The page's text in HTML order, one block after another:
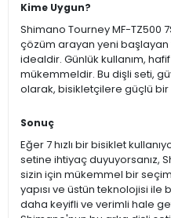
Kime Uygun?
Shimano Tourney MF-TZ500
çözüm arayan yeni
idealdir. Günlük kullanım,
mükemmeldir. Bu dişli seti,
olarak, bisikletçilere güçlü
Sonuç
Eğer 7 hızlı bir bisiklet
setine ihtiyaç duyuyorsanız,
sizin için mükemmel bir seçim
yapısı ve üstün teknolojisi
daha keyifli ve verimli hale